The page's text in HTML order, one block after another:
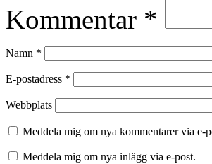
Kommentar *
Namn *
E-postadress *
Webbplats
Meddela mig om nya kommentarer via e-
Meddela mig om nya inlägg via e-post.